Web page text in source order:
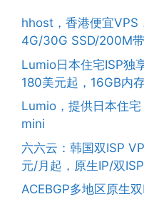
hhost，香港便宜
4G/30G SSD/200M
Lumio日本住宅ISP独
180美元起，16GB内
Lumio，提供日本住
mini
六六云：韩国双ISP
元/月起，原生IP/双
ACEBGP多地区原生